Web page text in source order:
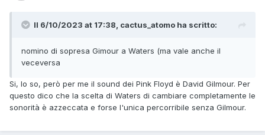
Il 6/10/2023 at 17:38, cactus_atomo ha scritto:
nomino di sopresa Gimour a Waters (ma vale anche il
veceversa
Si, lo so, però per me il sound dei Pink Floyd è David Gilmour. Per
questo dico che la scelta di Waters di cambiare completamente le
sonorità è azzeccata e forse l'unica percorribile senza Gilmour.